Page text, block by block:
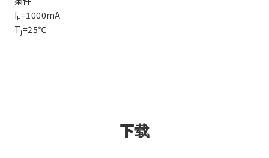
IF=1000mA
Tj=25℃
下载